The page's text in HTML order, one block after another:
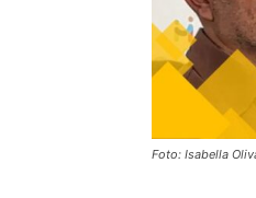
Foto: Isabella